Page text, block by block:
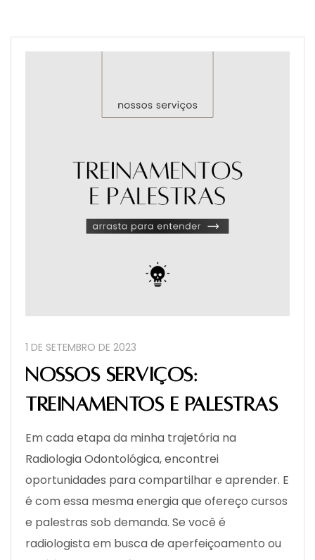
1 DE SETEMBRO DE 2023
Nossos serviços:
treinamentos e palestras
Em cada etapa da minha trajetória na
Radiologia Odontológica, encontrei
oportunidades para compartilhar e aprender. E
é com essa mesma energia que ofereço cursos
e palestras sob demanda. Se você é
radiologista em busca de aperfeiçoamento ou